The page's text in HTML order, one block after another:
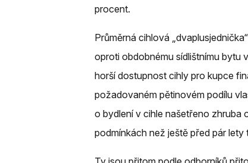
procent.
Průměrná cihlová
oproti obdobnému sídlištnímu bytu
horší dostupnost cihly pro kupce
požadovaném pětinovém podílu
o bydlení v cihle našetřeno zhruba
podmínkách než ještě před pár